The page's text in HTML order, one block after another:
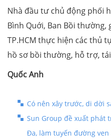
Nhà đầu tư chủ động phối
Bình Quới, Ban Bồi thường,
TP.HCM thực hiện các thủ
hồ sơ bồi thường, hỗ trợ,
Quốc Anh
Có nên xây trước, di dời
Sun Group đề xuất phát
Đa, làm tuyến đường ven